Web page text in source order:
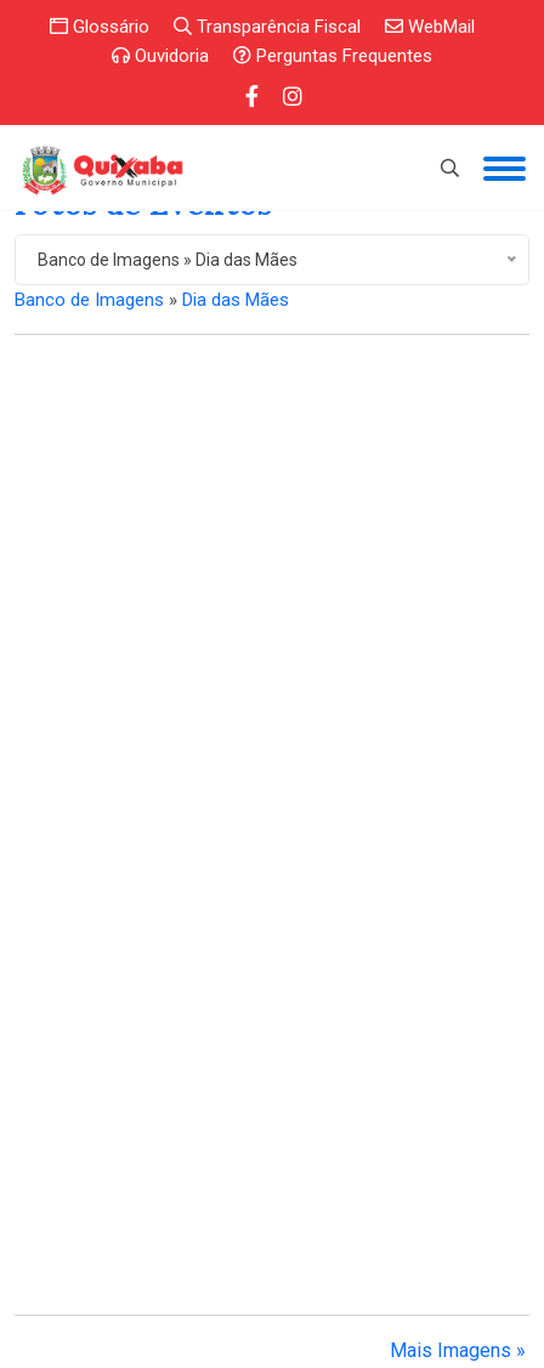
Glossário Transparência Fiscal
WebMail
Ouvidoria
Perguntas Frequentes
Fotos de Eventos
Banco de Imagens » Dia das Mães
Banco de Imagens » Dia das Mães
Mais Imagens »